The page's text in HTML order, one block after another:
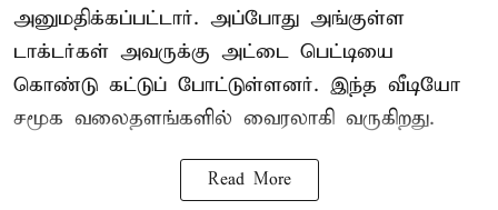
அனுமதிக்கப்பட்டார். அப்போது அங்குள்ள
டாக்டர்கள் அவருக்கு அட்டை பெட்டியை
கொண்டு கட்டுப் போட்டுள்ளனர். இந்த வீடியோ
சமூக வலைதளங்களில் வைரலாகி வருகிறது.
Read More